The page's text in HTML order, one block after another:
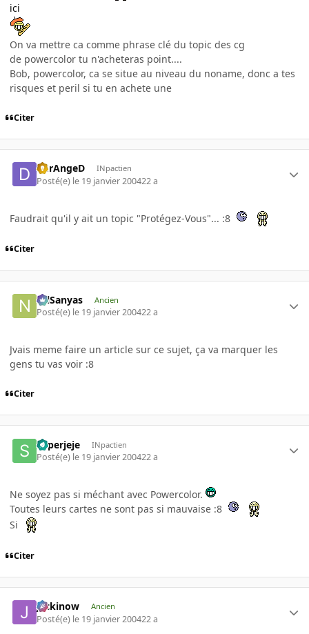
ici
On va mettre ca comme phrase clé du topic des cg
de powercolor tu n'acheteras point....
Bob, powercolor, ca se situe au niveau du noname, donc a tes
risques et peril si tu en achete une
Citer
DErAngeD INpactien
Posté(e) le 19 janvier 200422 a
Faudrait qu'il y ait un topic "Protégez-Vous"... :8
Citer
NilSanyas Ancien
Posté(e) le 19 janvier 200422 a
Jvais meme faire un article sur ce sujet, ça va marquer les
gens tu vas voir :8
Citer
superjeje INpactien
Posté(e) le 19 janvier 200422 a
Ne soyez pas si méchant avec Powercolor.
Toutes leurs cartes ne sont pas si mauvaise :8
Si
Citer
jackinow Ancien
Posté(e) le 19 janvier 200422 a